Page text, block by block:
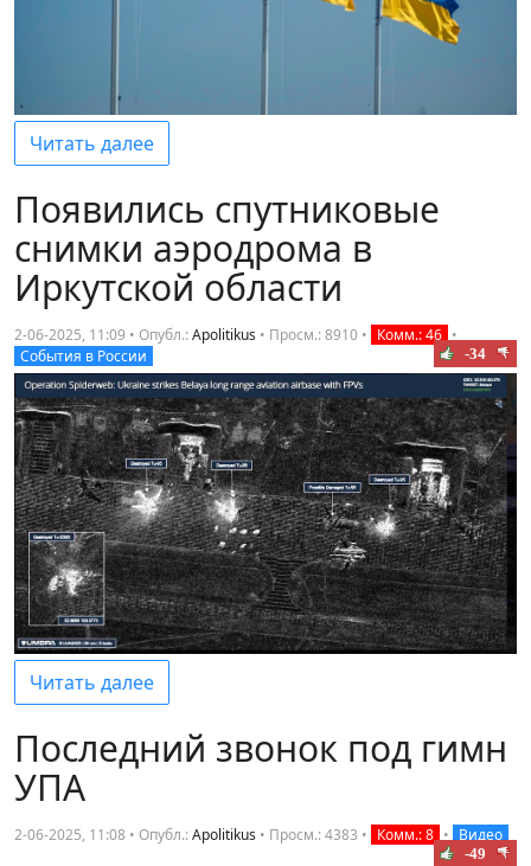
Читать далее
Появились спутниковые
снимки аэродрома в
Иркутской области
2-06-2025, 11:09 • Опубл.:Apolitikus • Просм.: 8910 • Комм.: 46 •
События в России
-34
Читать далее
Последний звонок под гимн
УПА
2-06-2025, 11:08 • Опубл.:Apolitikus • Просм.: 4383 • Комм.: 8 • Видео
-49